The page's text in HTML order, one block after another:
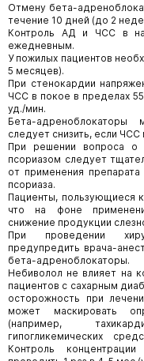
Отмену бета-
течение 10 дней (до 2
Контроль АД и ЧСС в
ежедневным.
У пожилых пациентов
5 месяцев).
При стенокардии
ЧСС в покое в пределах
уд./мин.
Бета-
следует снизить, если
При решении вопроса о
псориазом следует
от применения
псориаза.
Пациенты, пользующиеся
что на фоне
снижение продукции
При проведении
предупредить врача-
бета-адреноблокаторы.
Небиволол не влияет на
пациентов с сахарным
осторожность при
может маскировать
(например,
гипогликемических
Контроль